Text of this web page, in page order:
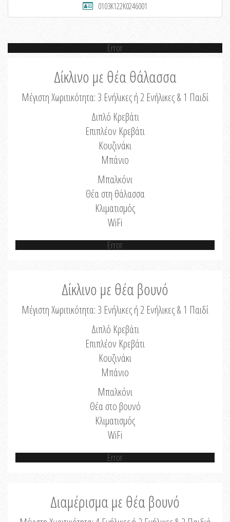
0103K122K0246001
Error
Δίκλινο με θέα θάλασσα
Μέγιστη Χωριτικότητα: 3 Ενήλικες ή 2 Ενήλικες & 1 Παιδί
Διπλό Κρεβάτι
Επιπλέον Κρεβάτι
Κουζινάκι
Μπάνιο
Μπαλκόνι
Θέα στη θάλασσα
Κλιματισμός
WiFi
Error
Δίκλινο με θέα βουνό
Μέγιστη Χωριτικότητα: 3 Ενήλικες ή 2 Ενήλικες & 1 Παιδί
Διπλό Κρεβάτι
Επιπλέον Κρεβάτι
Κουζινάκι
Μπάνιο
Μπαλκόνι
Θέα στο βουνό
Κλιματισμός
WiFi
Error
Διαμέρισμα με θέα βουνό